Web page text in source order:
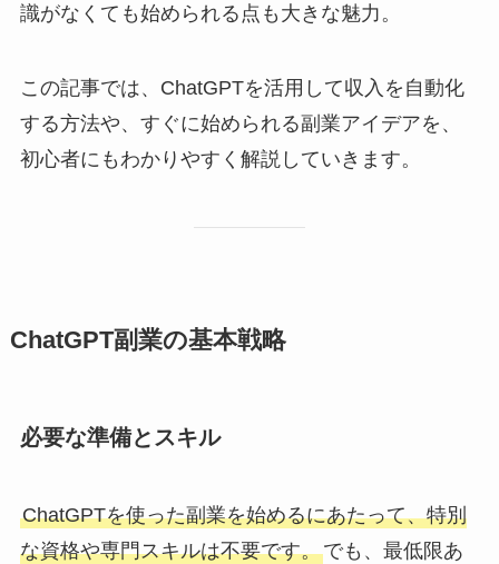
識がなくても始められる点も大きな魅力。
この記事では、ChatGPTを活用して収入を自動化
する方法や、すぐに始められる副業アイデアを、
初心者にもわかりやすく解説していきます。
ChatGPT副業の基本戦略
必要な準備とスキル
ChatGPTを使った副業を始めるにあたって、特別
な資格や専門スキルは不要です。でも、最低限あ